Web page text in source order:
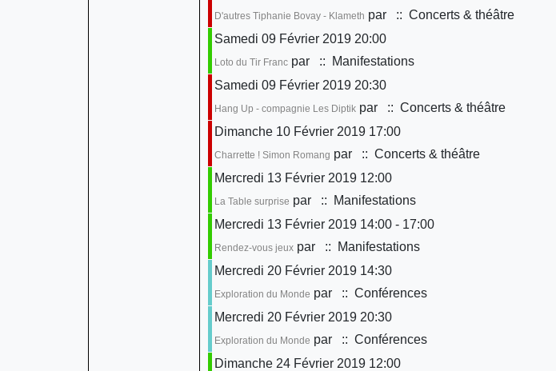
D'autres Tiphanie Bovay - Klameth par
:: Concerts & théâtre
Samedi 09 Février 2019 20:00
Loto du Tir Francpar
:: Manifestations
Samedi 09 Février 2019 20:30
Hang Up - compagnie Les Diptikpar
:: Concerts & théâtre
Dimanche 10 Février 2019 17:00
Charrette ! Simon Romang par
:: Concerts & théâtre
Mercredi 13 Février 2019 12:00
La Table surprise par
:: Manifestations
Mercredi 13 Février 2019 14:00 - 17:00
Rendez-vous jeuxpar
:: Manifestations
Mercredi 20 Février 2019 14:30
Exploration du Monde par
:: Conférences
Mercredi 20 Février 2019 20:30
Exploration du Monde par
:: Conférences
Dimanche 24 Février 2019 12:00